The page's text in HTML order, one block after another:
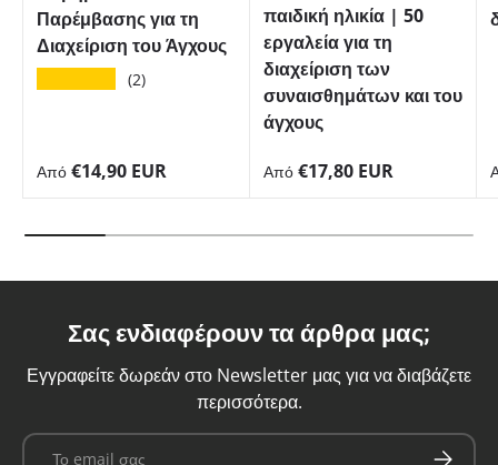
Παρέμβασης για τη
Διαχείριση του Άγχους
(2)
Κανονική τιμή
Από €14,90 EUR
παιδική ηλικία | 50
εργαλεία για τη
διαχείριση των
συναισθημάτων και του
άγχους
Κανονική τιμή
Από €17,80 EUR
Σας ενδιαφέρουν τα άρθρα μας;
Εγγραφείτε δωρεάν στο Newsletter μας για να διαβάζετε
περισσότερα.
Email Εγγραφή